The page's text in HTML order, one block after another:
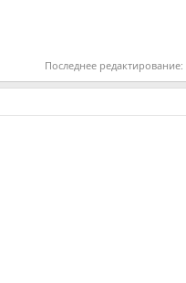
Последнее редактирование: